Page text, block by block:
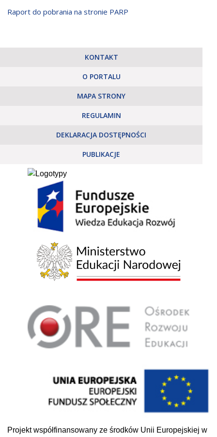
Raport do pobrania na stronie PARP
KONTAKT
O PORTALU
MAPA STRONY
REGULAMIN
DEKLARACJA DOSTĘPNOŚCI
PUBLIKACJE
Projekt współfinansowany ze środków Unii Europejskiej w